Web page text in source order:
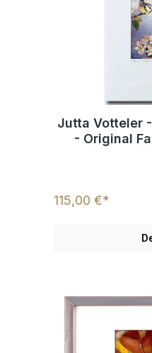
Jutta Votteler
- Original
115,00 €*